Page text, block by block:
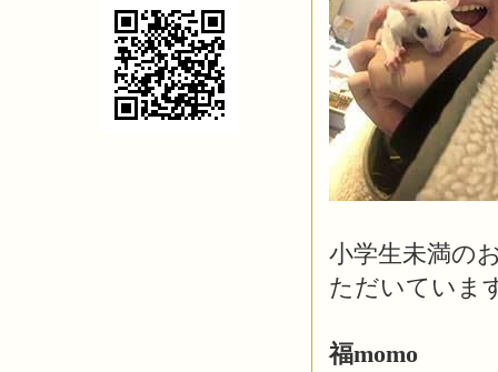
小学生未満の
ただいていま
福momo